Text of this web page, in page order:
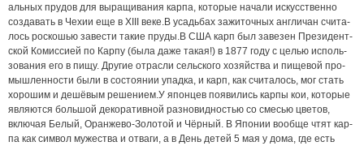
аль­ных пру­дов для вы­ра­щи­ва­ния кар­па, ко­то­рые на­ча­ли ис­кус­ствен­но
соз­да­вать в Че­хии еще в XIII ве­ке.В усадь­бах за­жи­точ­ных ан­г­ли­чан счи­та­
лось рос­ко­шью за­вес­ти та­кие пру­ды.В США карп был за­ве­зен Пре­зи­дент­
ской Ко­мис­си­ей по Кар­пу (бы­ла да­же та­кая!) в 1877 го­ду с це­лью ис­поль­
зо­ва­ния его в пи­щу. Дру­гие от­рас­ли сель­с­ко­го хо­зяй­ст­ва и пи­ще­вой про­
мыш­лен­нос­ти бы­ли в со­сто­я­нии упад­ка, и карп, как счи­та­лось, мог стать
хо­ро­шим и де­шё­вым ре­ше­ни­ем.У япон­цев по­яви­лись кар­пы кои, ко­то­рые
яв­ля­ют­ся боль­шой де­ко­ра­тив­ной раз­но­вид­нос­тью со сме­сью цве­тов,
вклю­чая Бе­лый, Оран­же­во-Зо­ло­той и Чёр­ный. В Япо­нии во­об­ще чтят кар­
па как сим­вол му­жес­т­ва и от­ва­ги, а в День де­тей 5 мая у до­ма, где есть